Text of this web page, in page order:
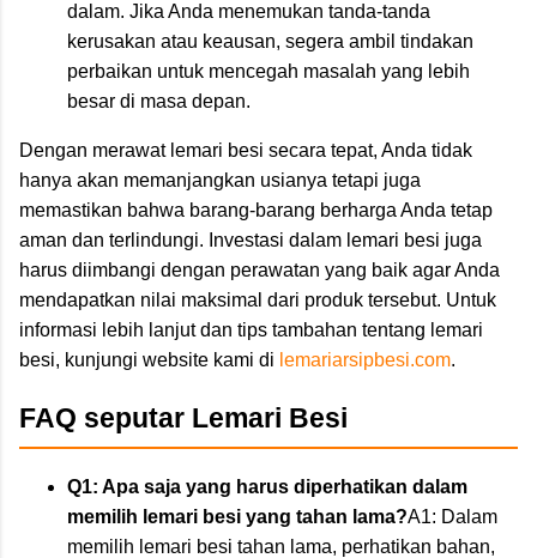
dalam. Jika Anda menemukan tanda-tanda
kerusakan atau keausan, segera ambil tindakan
perbaikan untuk mencegah masalah yang lebih
besar di masa depan.
Dengan merawat lemari besi secara tepat, Anda tidak
hanya akan memanjangkan usianya tetapi juga
memastikan bahwa barang-barang berharga Anda tetap
aman dan terlindungi. Investasi dalam lemari besi juga
harus diimbangi dengan perawatan yang baik agar Anda
mendapatkan nilai maksimal dari produk tersebut. Untuk
informasi lebih lanjut dan tips tambahan tentang lemari
besi, kunjungi website kami di lemariarsipbesi.com.
FAQ seputar Lemari Besi
Q1: Apa saja yang harus diperhatikan dalam
memilih lemari besi yang tahan lama?A1: Dalam
memilih lemari besi tahan lama, perhatikan bahan,